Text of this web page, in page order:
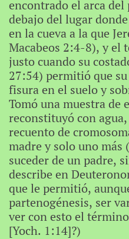
encontrado el arca
debajo del lugar
en la cueva a la que
Macabeos 2:4-8), y el
justo cuando su
27:54) permitió que
fisura en el suelo y
Tomó una muestra de
reconstituyó con
recuento de
madre y solo uno más
suceder de un padre,
describe en
que le permitió,
partenogénesis, ser
ver con esto el
[Yoch. 1:14]?)